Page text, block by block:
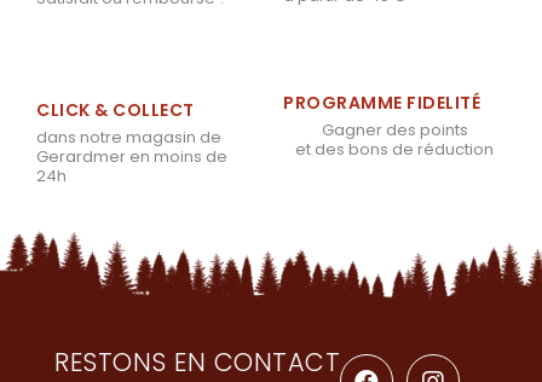
CLICK & COLLECT
dans notre magasin de
Gerardmer en moins de
24h
PROGRAMME FIDELITÉ
Gagner des points
et des bons de réduction
RESTONS EN CONTACT